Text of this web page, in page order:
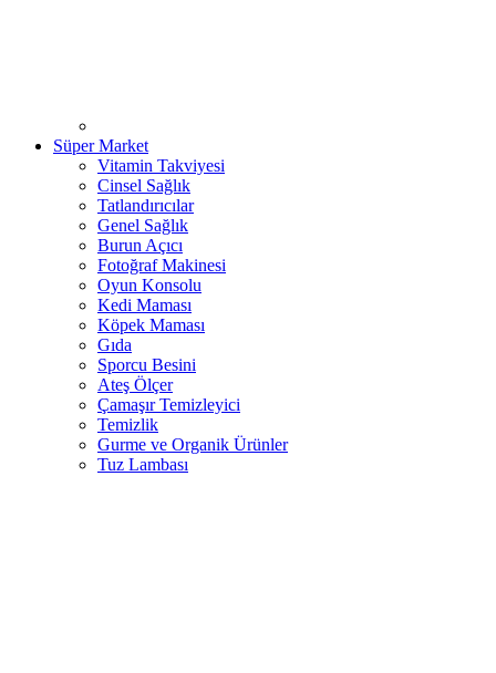
Süper Market
Vitamin Takviyesi
Cinsel Sağlık
Tatlandırıcılar
Genel Sağlık
Burun Açıcı
Fotoğraf Makinesi
Oyun Konsolu
Kedi Maması
Köpek Maması
Gıda
Sporcu Besini
Ateş Ölçer
Çamaşır Temizleyici
Temizlik
Gurme ve Organik Ürünler
Tuz Lambası